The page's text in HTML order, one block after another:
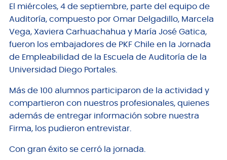
El miércoles, 4 de septiembre, parte del equipo de
Auditoría, compuesto por Omar Delgadillo, Marcela
Vega, Xaviera Carhuachahua y María José Gatica,
fueron los embajadores de PKF Chile en la Jornada
de Empleabilidad de la Escuela de Auditoría de la
Universidad Diego Portales.
Más de 100 alumnos participaron de la actividad y
compartieron con nuestros profesionales, quienes
además de entregar información sobre nuestra
Firma, los pudieron entrevistar.
Con gran éxito se cerró la jornada.